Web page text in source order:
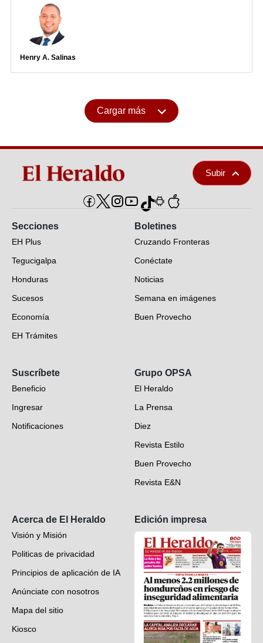
Henry A. Salinas
Cargar más
Subir
Secciones
EH Plus
Tegucigalpa
Honduras
Sucesos
Economía
EH Trámites
EH Verifica
Fotogalerías
Deportes
Videos
Boletines
Cruzando Fronteras
Conéctate
Noticias
Semana en imágenes
Buen Provecho
Suscríbete
Beneficio
Ingresar
Notificaciones
Grupo OPSA
El Heraldo
La Prensa
Diez
Revista Estilo
Buen Provecho
Revista E&N
Acerca de El Heraldo
Visión y Misión
Politicas de privacidad
Principios de aplicación de IA
Anúnciate con nosotros
Mapa del sitio
Kiosco
Edición impresa